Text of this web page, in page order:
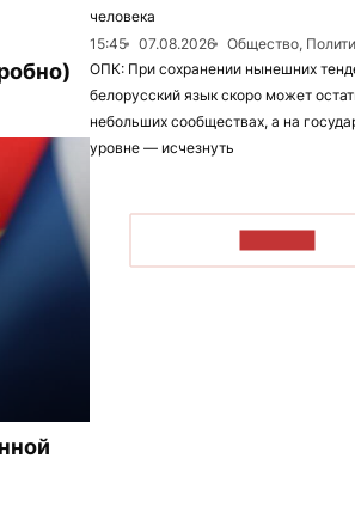
человека
15:45
07.08.2026
Общество,
ОПК: При сохранении нынешних
белорусский язык скоро может
небольших сообществах, а на
уровне — исчезнуть